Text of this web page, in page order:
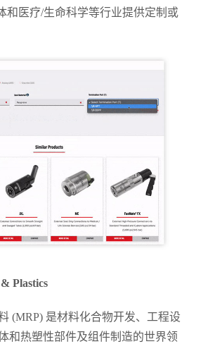
和医疗/生命科学等行业提供定制或
Plastics
(MRP) 是材料化合物开发、工程设
和热塑性部件及组件制造的世界领